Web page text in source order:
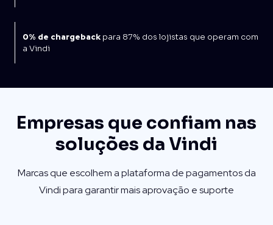
0% de chargeback para 87% dos lojistas que operam com
a Vindi
Empresas que confiam nas
soluções da Vindi
Marcas que escolhem a plataforma de pagamentos da
Vindi para garantir mais aprovação e suporte